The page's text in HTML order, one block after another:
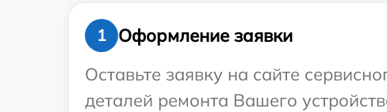
1
Оформление заявки
Оставьте заявку на сайте
деталей ремонта Вашего